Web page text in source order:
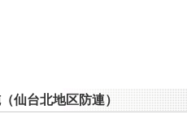
仙台北地区防連）